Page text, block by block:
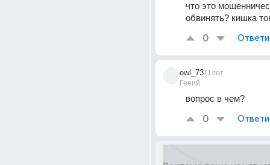
что это
обвинять? кишка
0
owl_73
Гений
11лет
вопрос в чем?
0